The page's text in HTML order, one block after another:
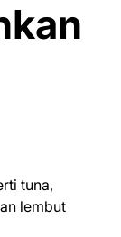
tuna,
lembut